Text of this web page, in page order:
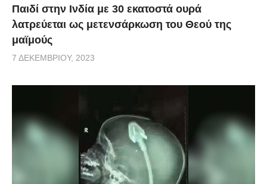
Παιδί στην Ινδία με 30 εκατοστά ουρά
λατρεύεται ως μετενσάρκωση του Θεού της
μαϊμούς
7 ΔΕΚΕΜΒΡΊΟΥ, 2023